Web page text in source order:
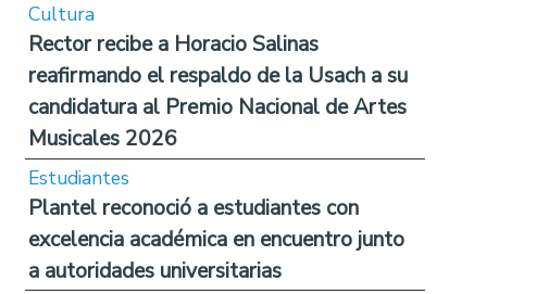
Cultura
Rector recibe a Horacio Salinas
reafirmando el respaldo de la Usach a su
candidatura al Premio Nacional de Artes
Musicales 2026
Estudiantes
Plantel reconoció a estudiantes con
excelencia académica en encuentro junto
a autoridades universitarias